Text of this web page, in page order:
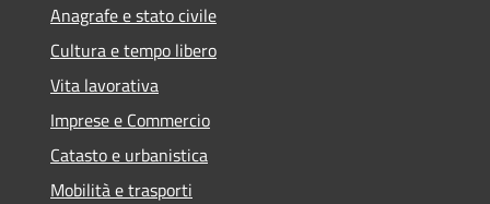
Anagrafe e stato civile
Cultura e tempo libero
Vita lavorativa
Imprese e Commercio
Catasto e urbanistica
Mobilità e trasporti